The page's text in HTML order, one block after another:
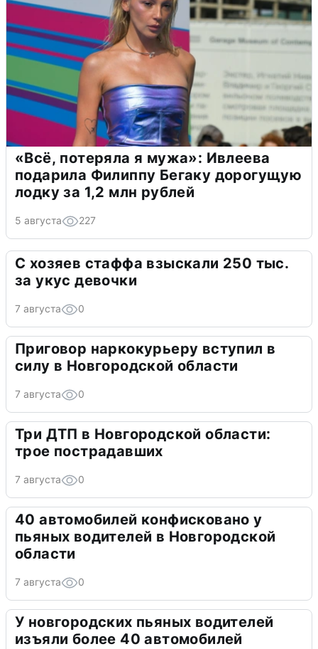
«Всё, потеряла я мужа»: Ивлеева
подарила Филиппу Бегаку дорогущую
лодку за 1,2 млн рублей
5 августа 227
С хозяев стаффа взыскали 250 тыс.
за укус девочки
7 августа 0
Приговор наркокурьеру вступил в
силу в Новгородской области
7 августа 0
Три ДТП в Новгородской области:
трое пострадавших
7 августа 0
40 автомобилей конфисковано у
пьяных водителей в Новгородской
области
7 августа 0
У новгородских пьяных водителей
изъяли более 40 автомобилей